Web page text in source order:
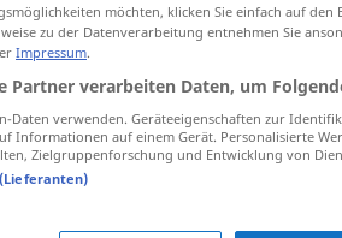
Nebelschleier
möchten, klicken Sie einfach auf
zu der Datenverarbeitung entnehmen Sie
Impressum.
Partner verarbeiten Daten, um
Daten verwenden. Geräteeigenschaften zur
Informationen auf einem Gerät. Personalisierte
Zielgruppenforschung und Entwicklung von